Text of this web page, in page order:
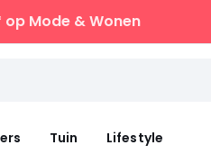
Mode & Wonen
Tuin Lifestyle